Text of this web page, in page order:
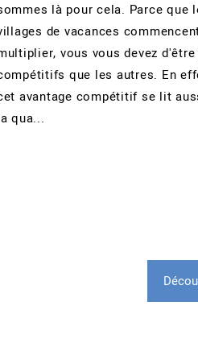
là pour cela. Parce que
de vacances
vous vous devez d'être
que les autres. En
avantage compétitif se lit
qua...